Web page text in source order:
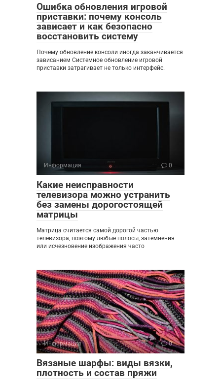
Ошибка обновления игровой
приставки: почему консоль
зависает и как безопасно
восстановить систему
Почему обновление консоли иногда заканчивается
зависанием Системное обновление игровой
приставки затрагивает не только интерфейс.
Информация 0
Какие неисправности
телевизора можно устранить
без замены дорогостоящей
матрицы
Матрица считается самой дорогой частью
телевизора, поэтому любые полосы, затемнения
или исчезновение изображения часто
Информация 0
Вязаные шарфы: виды вязки,
плотность и состав пряжи